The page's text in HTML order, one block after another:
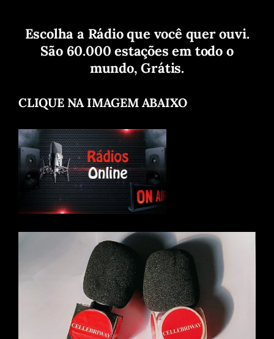
Escolha a Rádio que você quer ouvi.
São 60.000 estações em todo o
mundo, Grátis.
CLIQUE NA IMAGEM ABAIXO